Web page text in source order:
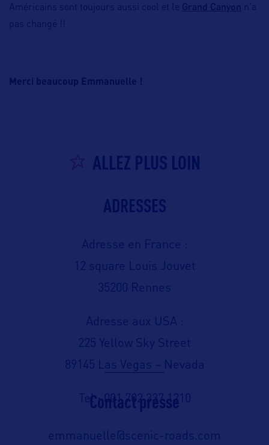
Américains sont toujours aussi cool et le Grand Canyon n’a
pas changé !!
Merci beaucoup Emmanuelle !
ALLEZ PLUS LOIN
ADRESSES
Adresse en France :
12 square Louis Jouvet
35200 Rennes
Adresse aux USA :
225 Yellow Sky Street
89145 Las Vegas – Nevada
Tel : 001 702 337 1210
Contact presse
emmanuelle@scenic-roads.com